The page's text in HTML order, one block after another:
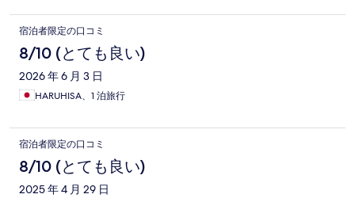
宿泊者限定の口コミ
8/10 (とても良い)
2026 年 6 月 3 日
HARUHISA、1 泊旅行
宿泊者限定の口コミ
8/10 (とても良い)
2025 年 4 月 29 日